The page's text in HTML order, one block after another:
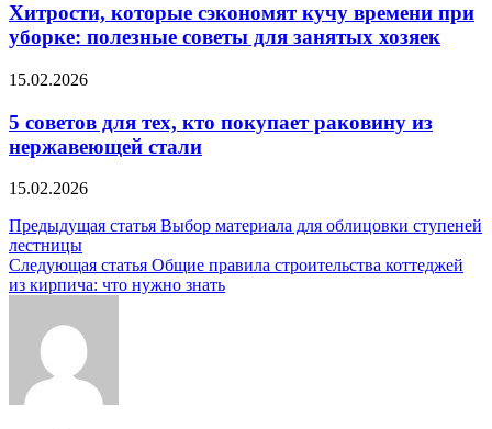
Хитрости, которые сэкономят кучу времени при
уборке: полезные советы для занятых хозяек
15.02.2026
5 советов для тех, кто покупает раковину из
нержавеющей стали
15.02.2026
Навигация
по
записям
Предыдущая статья Выбор материала для облицовки ступеней
лестницы
Следующая статья Общие правила строительства коттеджей
из кирпича: что нужно знать